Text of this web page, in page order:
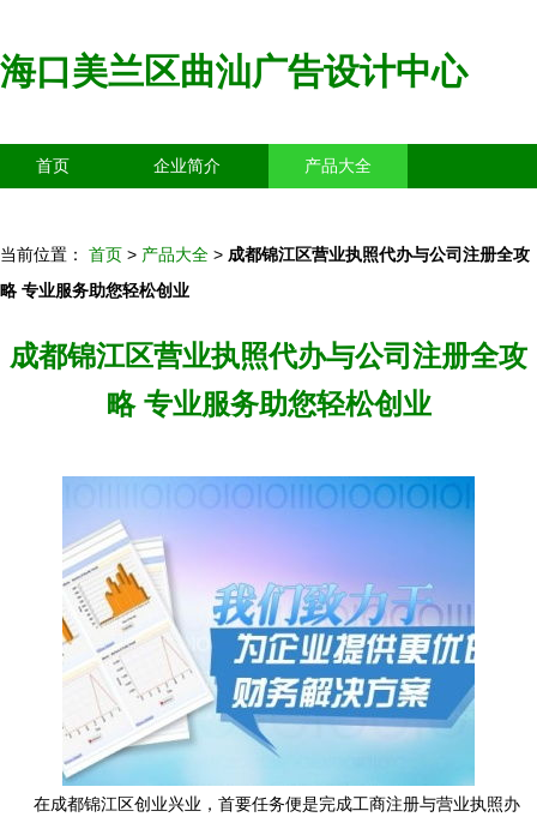
海口美兰区曲汕广告设计中心
首页 企业简介 产品大全
当前位置： 首页 > 产品大全 > 成都锦江区营业执照代办与公司注册全攻
略 专业服务助您轻松创业
成都锦江区营业执照代办与公司注册全攻
略 专业服务助您轻松创业
在成都锦江区创业兴业，首要任务便是完成工商注册与营业执照办